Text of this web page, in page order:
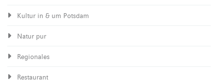
Kultur in & um Potsdam
Natur pur
Regionales
Restaurant